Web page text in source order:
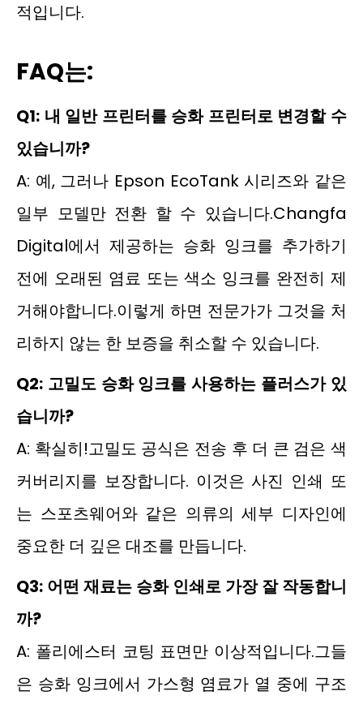
적입니다.
FAQ는:
Q1: 내 일반 프린터를 승화 프린터로 변경할 수
있습니까?
A: 예, 그러나 Epson EcoTank 시리즈와 같은
일부 모델만 전환 할 수 있습니다.Changfa
Digital에서 제공하는 승화 잉크를 추가하기
전에 오래된 염료 또는 색소 잉크를 완전히 제
거해야합니다.이렇게 하면 전문가가 그것을 처
리하지 않는 한 보증을 취소할 수 있습니다.
Q2: 고밀도 승화 잉크를 사용하는 플러스가 있
습니까?
A: 확실히!고밀도 공식은 전송 후 더 큰 검은 색
커버리지를 보장합니다. 이것은 사진 인쇄 또
는 스포츠웨어와 같은 의류의 세부 디자인에
중요한 더 깊은 대조를 만듭니다.
Q3: 어떤 재료는 승화 인쇄로 가장 잘 작동합니
까?
A: 폴리에스터 코팅 표면만 이상적입니다.그들
은 승화 잉크에서 가스형 염료가 열 중에 구조